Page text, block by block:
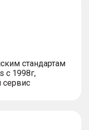
стандартам
с 1998г,
сервис